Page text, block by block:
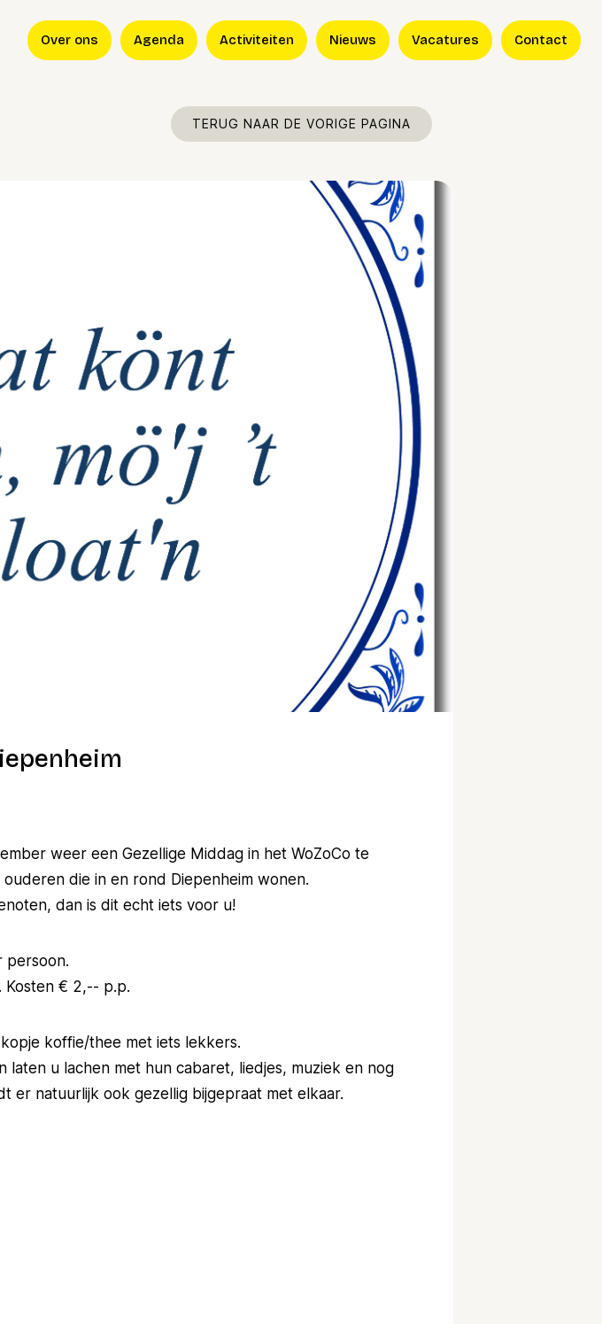
Over ons Agenda Activiteiten Nieuws Vacatures Contact
TERUG NAAR DE VORIGE PAGINA
weer een Gezellige Middag in het WoZoCo te
die in en rond Diepenheim wonen.
dan is dit echt iets voor u!
persoon.
€ 2,-- p.p.
koffie/thee met iets lekkers.
laten u lachen met hun cabaret, liedjes, muziek en nog
er natuurlijk ook gezellig bijgepraat met elkaar.